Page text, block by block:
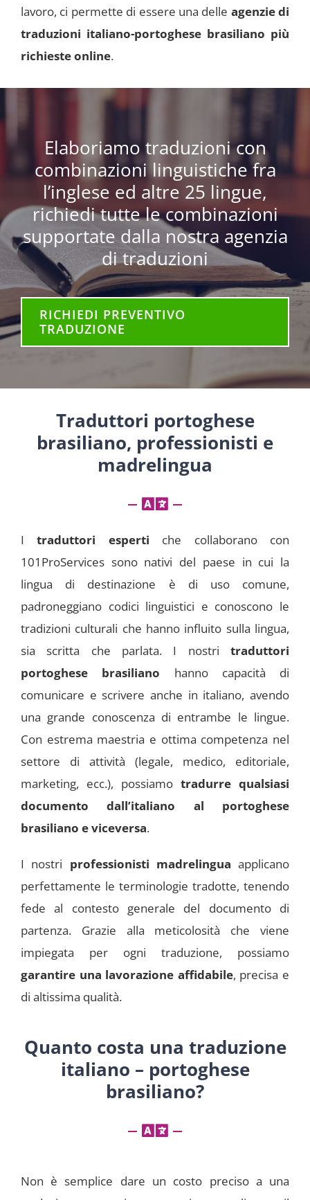
lavoro, ci permette di essere una delle agenzie di
traduzioni italiano-portoghese brasiliano più
richieste online.
Elaboriamo traduzioni con
combinazioni linguistiche fra
l’inglese ed altre 25 lingue,
richiedi tutte le combinazioni
supportate dalla nostra agenzia
di traduzioni
RICHIEDI PREVENTIVO
TRADUZIONE
Traduttori portoghese
brasiliano, professionisti e
madrelingua
Itraduttori esperti che collaborano con
101ProServices sono nativi del paese in cui la
lingua di destinazione è di uso comune,
padroneggiano codici linguistici e conoscono le
tradizioni culturali che hanno influito sulla lingua,
sia scritta che parlata. I nostritraduttori
portoghese brasiliano hanno capacità di
comunicare e scrivere anche in italiano, avendo
una grande conoscenza di entrambe le lingue.
Con estrema maestria e ottima competenza nel
settore di attività (legale, medico, editoriale,
marketing, ecc.), possiamotradurre qualsiasi
documento dall’italiano al portoghese
brasiliano e viceversa.
I nostri professionisti madrelinguaapplicano
perfettamente le terminologie tradotte, tenendo
fede al contesto generale del documento di
partenza. Grazie alla meticolosità che viene
impiegata per ogni traduzione, possiamo
garantire una lavorazione affidabile, precisa e
di altissima qualità.
Quanto costa una traduzione
italiano – portoghese
brasiliano?
Non è semplice dare un costo preciso a una